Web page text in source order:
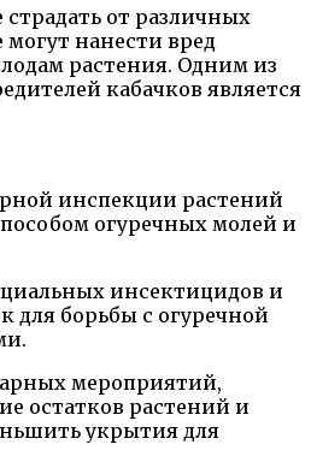
от различных
нанести вред
растения. Одним из
кабачков является
инспекции растений
огуречных молей и
инсектицидов и
борьбы с огуречной
мероприятий,
остатков растений и
укрытия для